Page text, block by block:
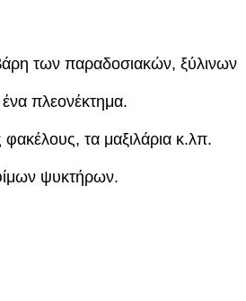
βάρη των παραδοσιακών, ξύλινων
ένα πλεονέκτημα.
φακέλους, τα μαξιλάρια κ.λπ.
ψυκτήρων.